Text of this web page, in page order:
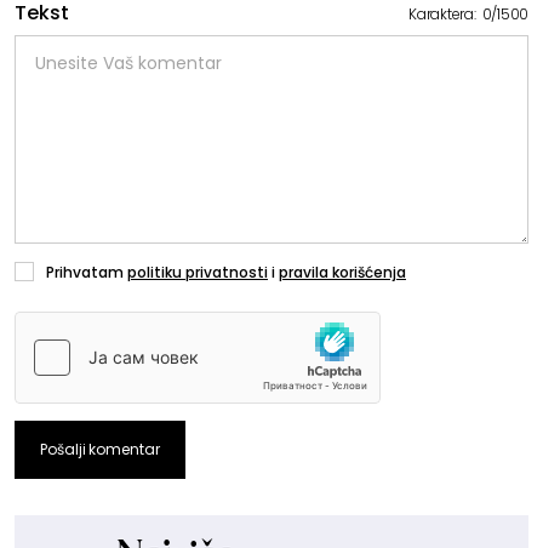
Tekst Karaktera: 0/1500
Prihvatampolitiku privatnostiipravila korišćenja
Pošalji komentar